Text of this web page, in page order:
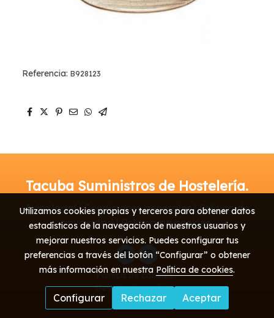
Referencia: B928123
Tacuba Suministros de Hostelería.
Aviso legal | Condiciones generales | Política de
privacidad | Política de cookies
Política de cookies
Gestión de cookies
Utilizamos cookies propias y terceros para obtener datos
estadísticos de la navegación de nuestros usuarios y
mejorar nuestros servicios. Puedes configurar tus
preferencias a través del botón “Configurar” o obtener
más información en nuestra Política de cookies.
Configurar Rechazar Aceptar